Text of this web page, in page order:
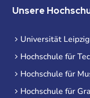
Unsere
Universität Leipzig
Hochschule für
Hochschule für
Hochschule für